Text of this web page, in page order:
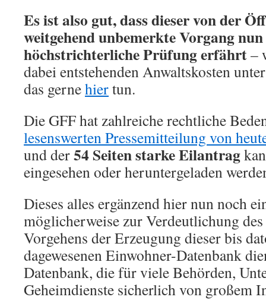
Es ist also gut, dass dieser von der
weitgehend unbemerkte Vorgang nun
höchstrichterliche Prüfung erfährt–
dabei entstehenden Anwaltskosten
das gernehiertun.
Die GFF hat zahlreiche rechtliche
lesenswerten Pressemitteilung von
und der54 Seiten starke Eilantrag
eingesehen oder heruntergeladen
Dieses alles ergänzend hier nun noch
möglicherweise zur Verdeutlichung
Vorgehens der Erzeugung dieser bis
dagewesenen Einwohner-Datenbank
Datenbank, die für viele Behörden,
Geheimdienste sicherlich von großem